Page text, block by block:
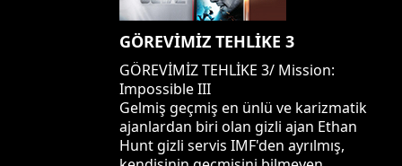
GÖREVİMİZ TEHLİKE 3
GÖREVİMİZ TEHLİKE 3/ Mission:
Impossible III
Gelmiş geçmiş en ünlü ve karizmatik
ajanlardan biri olan gizli ajan Ethan
Hunt gizli servis IMF'den ayrılmış,